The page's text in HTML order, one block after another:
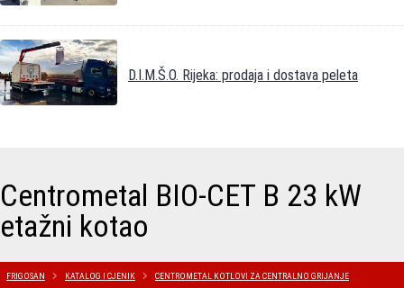
D.I.M.Š.O. Rijeka: prodaja i dostava peleta
Centrometal BIO-CET B 23 kW
etažni kotao
FRIGOSAN KATALOG I CJENIK CENTROMETAL KOTLOVI ZA CENTRALNO GRIJANJE